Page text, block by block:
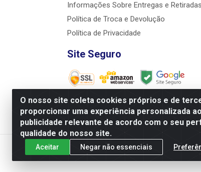
O nosso site coleta cookies próprios e de
proporcionar uma experiência personalizada
publicidade relevante de acordo com o seu
qualidade do nosso site.
Aceitar Negar não essenciais
Informações Sobre Entregas e Retiradas
Política de Troca e Devolução
Política de Privacidade
Site Seguro
JRS Distribuição e Logística